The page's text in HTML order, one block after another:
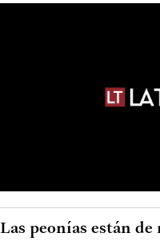
Las peonías están de